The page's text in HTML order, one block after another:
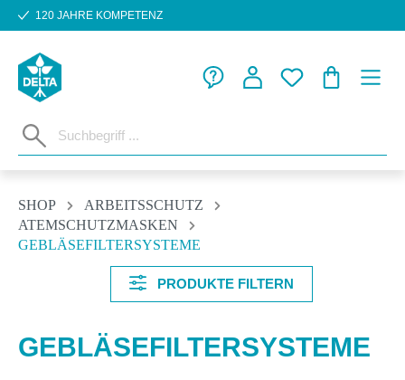
Zum Hauptinhalt springen
120 JAHRE KOMPETENZ
SHOP
ARBEITSSCHUTZ
ATEMSCHUTZMASKEN
GEBLÄSEFILTERSYSTEME
PRODUKTE FILTERN
GEBLÄSEFILTERSYSTEME